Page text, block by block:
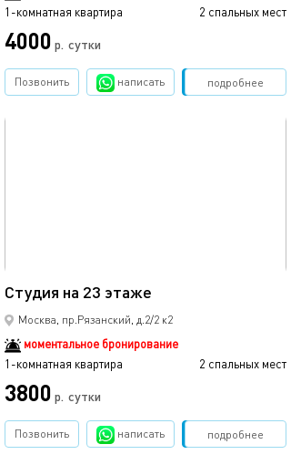
1-комнатная квартира
2 спальных мест
4000 р. сутки
подробнее
Позвонить написать Забронировать
Студия на 23 этаже
Москва, пр.Рязанский, д.2/2 к2
моментальное бронирование
1-комнатная квартира
2 спальных мест
3800 р. сутки
подробнее
Позвонить написать Забронировать